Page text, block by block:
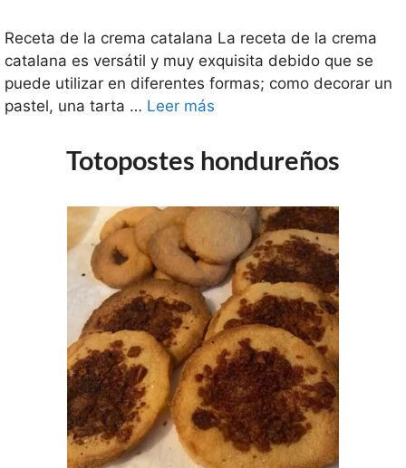
Receta de la crema catalana La receta de la crema
catalana es versátil y muy exquisita debido que se
puede utilizar en diferentes formas; como decorar un
pastel, una tarta … Leer más
Totopostes hondureños